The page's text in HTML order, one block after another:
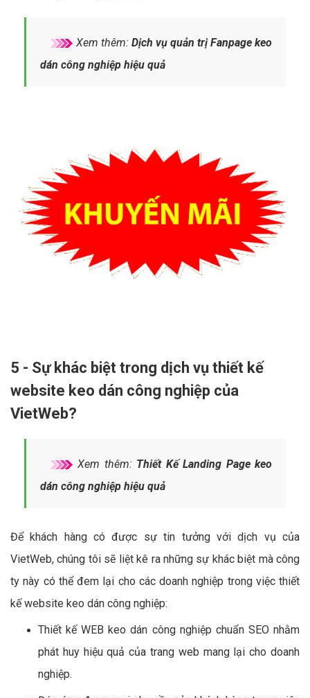
Xem thêm: Dịch vụ quản trị Fanpage keo
dán công nghiệp hiệu quả
5 - Sự khác biệt trong dịch vụ thiết kế
website keo dán công nghiệp của
VietWeb?
Xem thêm: Thiết Kế Landing Page keo
dán công nghiệp hiệu quả
Để khách hàng có được sự tin tưởng với dịch vụ của
VietWeb, chúng tôi sẽ liệt kê ra những sự khác biệt mà công
ty này có thể đem lại cho các doanh nghiệp trong việc thiết
kế website keo dán công nghiệp:
Thiết kế WEB keo dán công nghiệp chuẩn SEO nhằm
phát huy hiệu quả của trang web mang lại cho doanh
nghiệp.